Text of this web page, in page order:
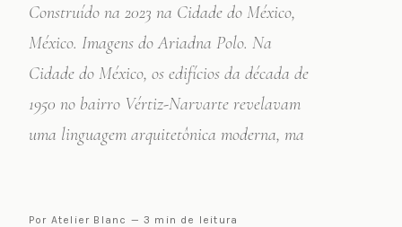
Construído na 2023 na Cidade do México,
México. Imagens do Ariadna Polo. Na
Cidade do México, os edifícios da década de
1950 no bairro Vértiz-Narvarte revelavam
uma linguagem arquitetônica moderna, ma
Por Atelier Blanc — 3 min de leitura